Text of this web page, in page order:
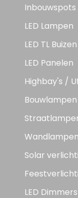
Inbouwspots
LED Lampen
LED TL Buizen
LED Panelen
Highbay's /
Bouwlampen
Wandlampen
Solar
LED Dimmers